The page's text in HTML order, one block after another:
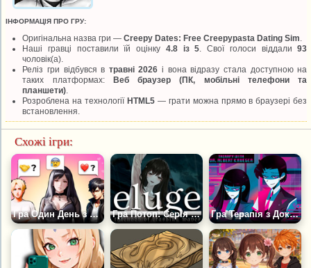
ІНФОРМАЦІЯ ПРО ГРУ:
Оригінальна назва гри —Creepy Dates: Free Creepypasta Dating Sim
Наші гравці поставили їй оцінку 4.8 із 5 . Свої голоси віддали93
чоловік(а).
Реліз гри відбувся в травні 2026 і вона відразу стала доступною на
таких платформах: Веб браузер (ПК, мобільні телефони та
планшети)
Розроблена на технології HTML5— грати можна прямо в браузері без
встановлення.
Схожі ігри:
Гра Один День з Життя Рейчел Гра Потоп: Серія Розбиваючих Хвиль Гра Терапія з Доктором Альбертом Крюгером